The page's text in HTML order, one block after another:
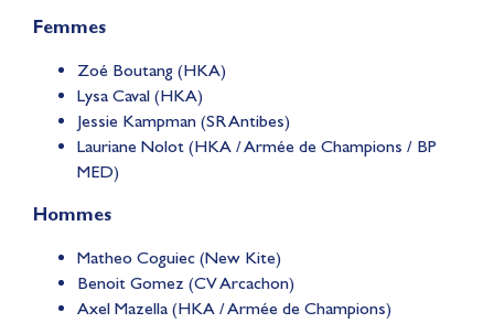
Femmes
Zoé Boutang (HKA)
Lysa Caval (HKA)
Jessie Kampman (SR Antibes)
Lauriane Nolot (HKA / Armée de Champions / BP
MED)
Hommes
Matheo Coguiec (New Kite)
Benoit Gomez (CV Arcachon)
Axel Mazella (HKA / Armée de Champions)
Lauriane Nolot en or à
Long Beach, sur le plan